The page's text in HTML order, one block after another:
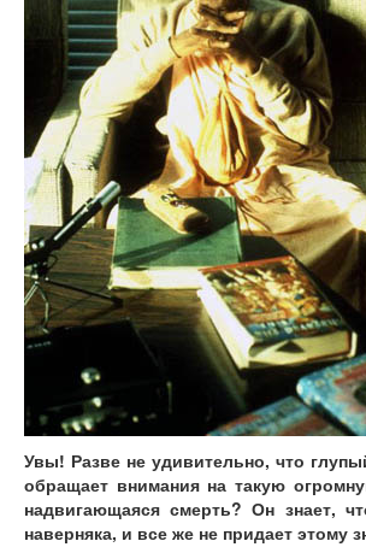
Увы! Разве не удивительно, что
обращает внимания на такую
надвигающаяся смерть? Он знает,
наверняка, и все же не придает этому